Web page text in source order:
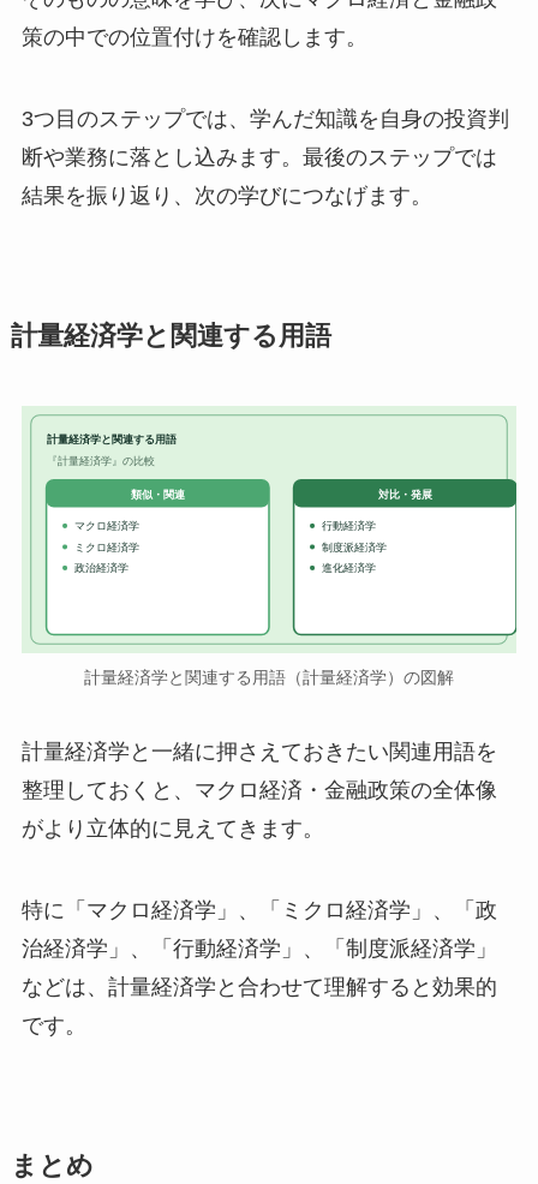
策の中での位置付けを確認します。
3つ目のステップでは、学んだ知識を自身の投資判
断や業務に落とし込みます。最後のステップでは
結果を振り返り、次の学びにつなげます。
計量経済学と関連する用語
計量経済学と関連する用語
『計量経済学』の比較
類似・関連
マクロ経済学
ミクロ経済学
政治経済学
対比・発展
行動経済学
制度派経済学
進化経済学
計量経済学と関連する用語（計量経済学）の図解
計量経済学と一緒に押さえておきたい関連用語を
整理しておくと、マクロ経済・金融政策の全体像
がより立体的に見えてきます。
特に「マクロ経済学」、「ミクロ経済学」、「政
治経済学」、「行動経済学」、「制度派経済学」
などは、計量経済学と合わせて理解すると効果的
です。
まとめ